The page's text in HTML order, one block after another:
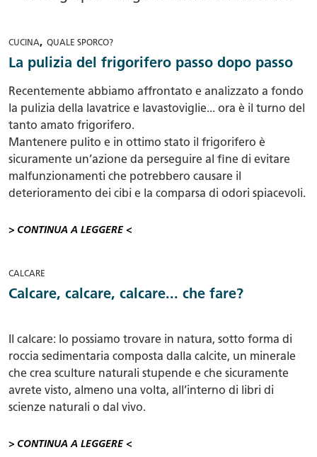
CUCINA,QUALE SPORCO?
La pulizia del frigorifero passo dopo passo
Recentemente abbiamo affrontato e analizzato a fondo
la pulizia della lavatrice e lavastoviglie... ora è il turno del
tanto amato frigorifero.
Mantenere pulito e in ottimo stato il frigorifero è
sicuramente un’azione da perseguire al fine di evitare
malfunzionamenti che potrebbero causare il
deterioramento dei cibi e la comparsa di odori spiacevoli.
> CONTINUA A LEGGERE <
CALCARE
Calcare, calcare, calcare... che fare?
Il calcare: lo possiamo trovare in natura, sotto forma di
roccia sedimentaria composta dalla calcite, un minerale
che crea sculture naturali stupende e che sicuramente
avrete visto, almeno una volta, all’interno di libri di
scienze naturali o dal vivo.
> CONTINUA A LEGGERE <